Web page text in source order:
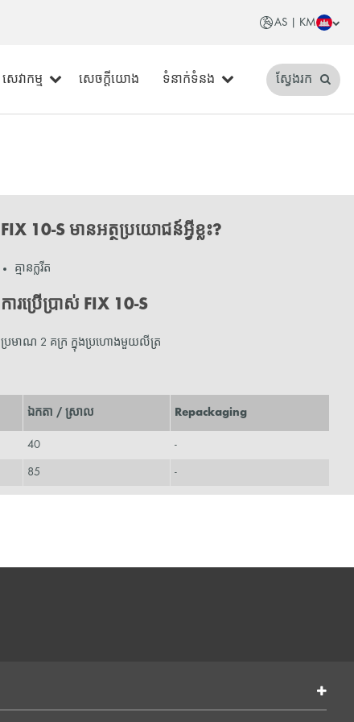
AS | KM
សេវាកម្ម សេចក្តីយោង ទំនាក់ទំនង ស្វែងរក
FIX 10-S មានអត្ថប្រយោជន៍អ្វីខ្លះ?
គ្មានក្លរីត
ការប្រើប្រាស់ FIX 10-S
ប្រមាណ 2 គក្រ ក្នុងប្រហោងមួយលីត្រ
ឯកតា / ស្រាល Repackaging
40 -
85 -